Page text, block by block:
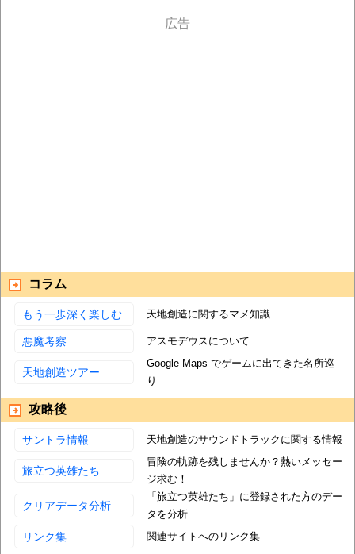
コラム
もう一歩深く楽しむ 天地創造に関するマメ知識
悪魔考察 アスモデウスについて
天地創造ツアー
Google Maps でゲームに出てきた名所巡
り
攻略後
サントラ情報 天地創造のサウンドトラックに関する情報
旅立つ英雄たち
冒険の軌跡を残しませんか？熱いメッセー
ジ求む！
クリアデータ分析
「旅立つ英雄たち」に登録された方のデー
タを分析
リンク集 関連サイトへのリンク集